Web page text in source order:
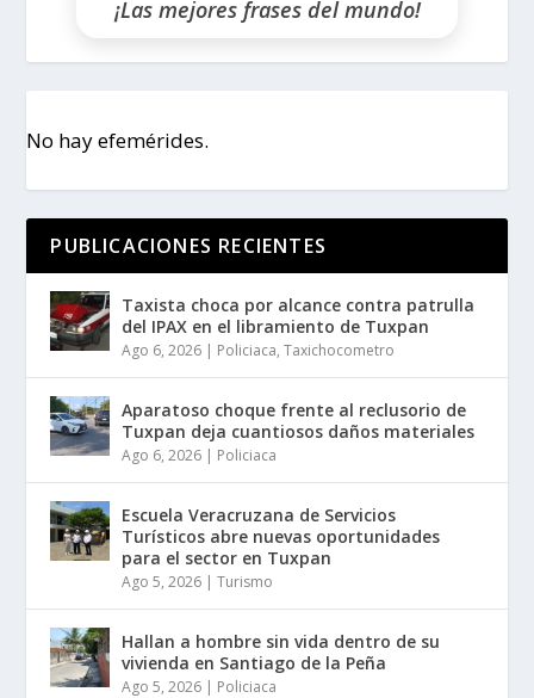
¡Las mejores frases del mundo!
No hay efemérides.
PUBLICACIONES RECIENTES
Taxista choca por alcance contra patrulla
del IPAX en el libramiento de Tuxpan
Ago 6, 2026 | Policiaca,Taxichocometro
Aparatoso choque frente al reclusorio de
Tuxpan deja cuantiosos daños materiales
Ago 6, 2026 | Policiaca
Escuela Veracruzana de Servicios
Turísticos abre nuevas oportunidades
para el sector en Tuxpan
Ago 5, 2026 |Turismo
Hallan a hombre sin vida dentro de su
vivienda en Santiago de la Peña
Ago 5, 2026 | Policiaca